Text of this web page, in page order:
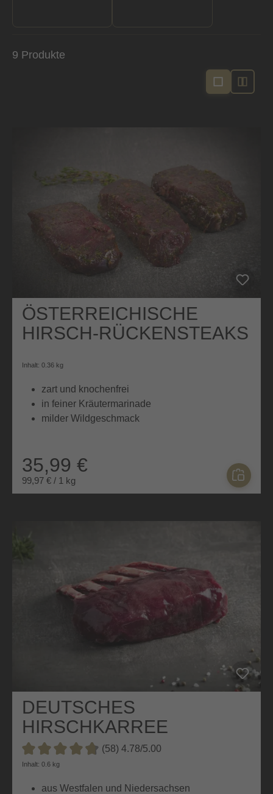
9 Produkte
ÖSTERREICHISCHE
HIRSCH-RÜCKENSTEAKS
Inhalt: 0.36 kg
zart und knochenfrei
in feiner Kräutermarinade
milder Wildgeschmack
35,99 €
99,97 € / 1 kg
DEUTSCHES
HIRSCHKARREE
Durchschnittliche Bewertung von 4.7 von 5 Sternen
(58) 4.78/5.00
Inhalt: 0.6 kg
aus Westfalen und Niedersachsen